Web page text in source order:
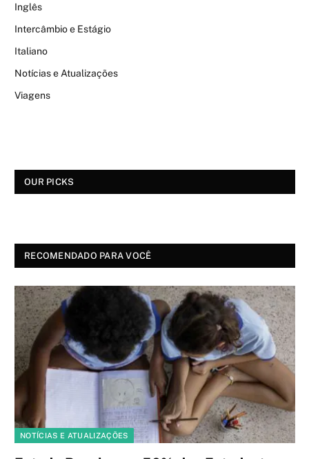
Inglês
Intercâmbio e Estágio
Italiano
Notícias e Atualizações
Viagens
OUR PICKS
RECOMENDADO PARA VOCÊ
NOTÍCIAS E ATUALIZAÇÕES